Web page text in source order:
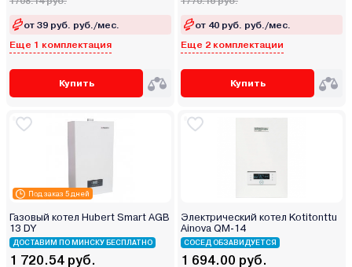
от 39 руб. руб./мес.
Еще 1 комплектация
Купить
от 40 руб. руб./мес.
Еще 2 комплектации
Купить
Под заказ 5 дней
Газовый котел Hubert Smart AGB
13 DY
ДОСТАВИМ ПО МИНСКУ БЕСПЛАТНО
1 720.54 руб.
Электрический котел Kotitonttu
Ainova QM-14
СОСЕД ОБЗАВИДУЕТСЯ
1 694.00 руб.